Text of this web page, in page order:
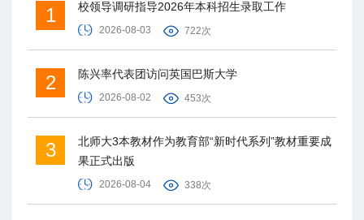
1 校领导调研指导2026年本科招生录取工作
2026-08-03 722次
2 陈兴率代表团访问英国巴斯大学
2026-08-02 453次
3
北师大3本教材作为教育部“新时代系列”教材重要成
果正式出版
2026-08-04 338次